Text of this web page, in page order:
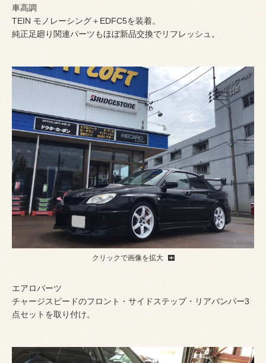
車高調
TEIN モノレーシング＋EDFC5を装着。
純正足廻り関連パーツもほぼ新品交換でリフレッシュ。
クリックで画像を拡大
エアロパーツ
チャージスピードのフロント・サイドステップ・リアバンパー3
点セットを取り付け。